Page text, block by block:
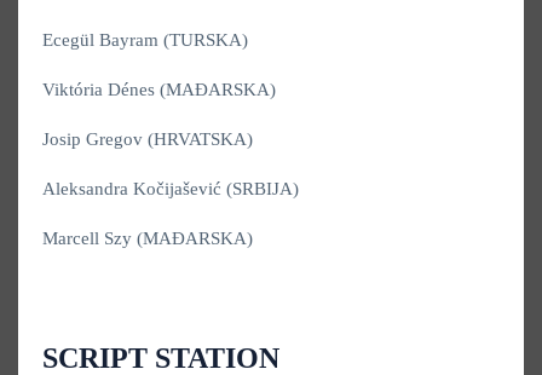
Ecegül Bayram (TURSKA)
Viktória Dénes (MAĐARSKA)
Josip Gregov (HRVATSKA)
Aleksandra Kočijašević (SRBIJA)
Marcell Szy (MAĐARSKA)
SCRIPT STATION